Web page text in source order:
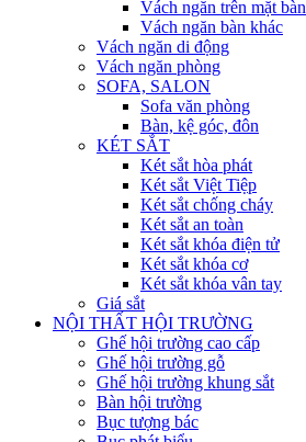
Vách ngăn trên mặt bàn
Vách ngăn bàn khác
Vách ngăn di động
Vách ngăn phòng
SOFA, SALON
Sofa văn phòng
Bàn, kệ góc, đôn
KÉT SẮT
Két sắt hòa phát
Két sắt Việt Tiệp
Két sắt chống cháy
Két sắt an toàn
Két sắt khóa điện tử
Két sắt khóa cơ
Két sắt khóa vân tay
Giá sắt
NỘI THẤT HỘI TRƯỜNG
Ghế hội trường cao cấp
Ghế hội trường gỗ
Ghế hội trường khung sắt
Bàn hội trường
Bục tượng bác